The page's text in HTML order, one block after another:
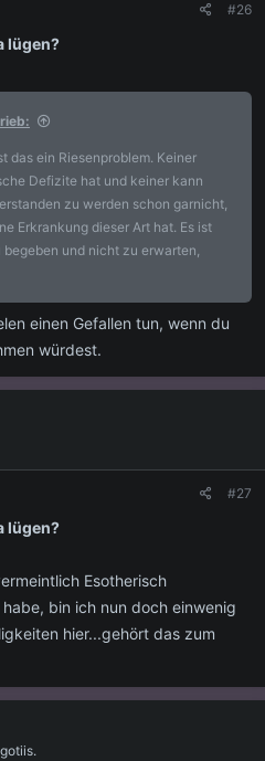
#26
lügen?
das ein Riesenproblem. Keiner
Defizite hat und keiner kann
zu werden schon garnicht,
Erkrankung dieser Art hat. Es ist
und nicht zu erwarten,
einen Gefallen tun, wenn du
würdest.
#27
lügen?
Esotherisch
bin ich nun doch einwenig
hier...gehört das zum